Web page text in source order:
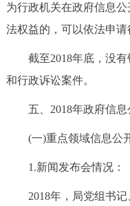
为行政机关在政府信息
法权益的，可以依法申请
截至2018年底，没有
和行政诉讼案件。
五、2018年政府信息
(一)重点领域信息公
1.新闻发布会情况：
2018年，局党组书记